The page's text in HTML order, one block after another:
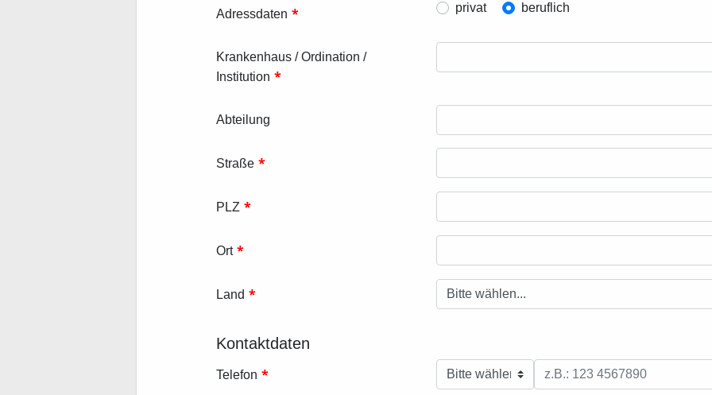
Adressdaten * privat beruflich
Krankenhaus / Ordination /
Institution *
Abteilung
Straße *
PLZ *
Ort *
Land *
Kontaktdaten
Telefon *